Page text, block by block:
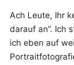
Ach Leu­te, Ihr
dar­auf an”. Ich
ich eben auf